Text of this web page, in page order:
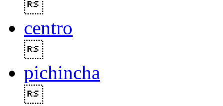
centro
pichincha